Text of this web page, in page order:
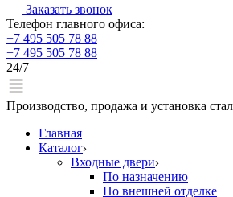
Заказать звонок
Телефон главного офиса:
+7 495 505 78 88
+7 495 505 78 88
24/7
Производство, продажа и установка
Главная
Каталог
Входные двери
По назначению
По внешней отделке